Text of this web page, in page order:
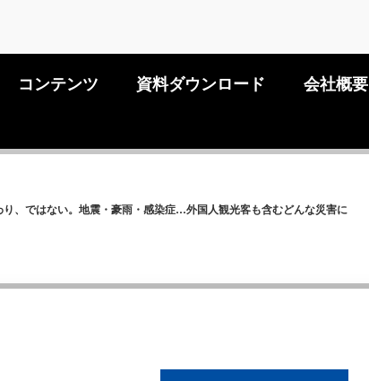
コンテンツ 資料ダウンロード 会社概要
、ではない。地震・豪雨・感染症…外国人観光客も含むどんな災害に